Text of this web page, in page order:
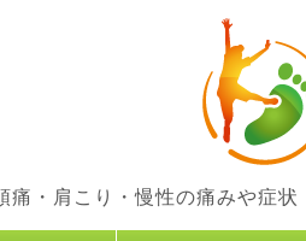
痛・肩こり・慢性の痛みや症